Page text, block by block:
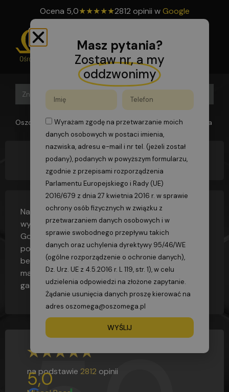
Ocena 5,0★★★★★2812 opinii wGoogle
Search
for:
Search
Oszomega>FAQs> Czy jest wymagana nazwa właściciela
Czy jest wymagana nazwa właściciela butli?
Nazwa właściciela butli jest wymagana –
wymagane na podstawie Rozporządzenia Ministra
Gospodarki, Pracy i Polityki Społecznej (Dz. U. Nr 7;
poz.59 z dn. 23.12.2003r) W sprawie
bezpieczeństwa i higieny pracy przy produkcji i
magazynowaniu gazów, napełnianiu zbiorników
gazami oraz używaniu i magazynowaniu karbidu.
5,0
na podstawie 2812 opinii
Masz pytania?
Zostaw nr, a my
oddzwonimy
Wyrażam zgodę na przetwarzanie moich
danych osobowych w postaci imienia,
nazwiska, adresu e-mail i nr tel. (jeżeli został
podany), podanych w powyższym formularzu,
zgodnie z przepisami rozporządzenia
Parlamentu Europejskiego i Rady (UE)
2016/679 z dnia 27 kwietnia 2016 r. w sprawie
ochrony osób fizycznych w związku z
przetwarzaniem danych osobowych i w
sprawie swobodnego przepływu takich
danych oraz uchylenia dyrektywy 95/46/WE
(ogólne rozporządzenie o ochronie danych),
Dz. Urz. UE z 4.5.2016 r. L 119, str. 1), w celu
udzielenia odpowiedzi na złożone zapytanie.
Żądanie usunięcia danych proszę kierować na
adres oszomega@oszomega.pl
WYŚLIJ